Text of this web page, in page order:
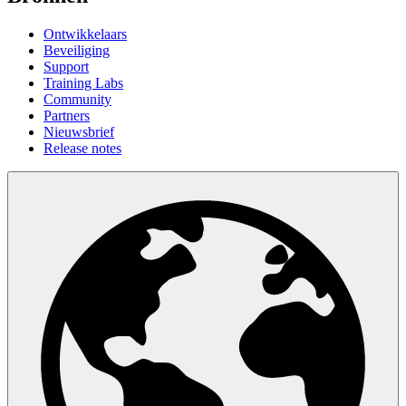
Ontwikkelaars
Beveiliging
Support
Training Labs
Community
Partners
Nieuwsbrief
Release notes